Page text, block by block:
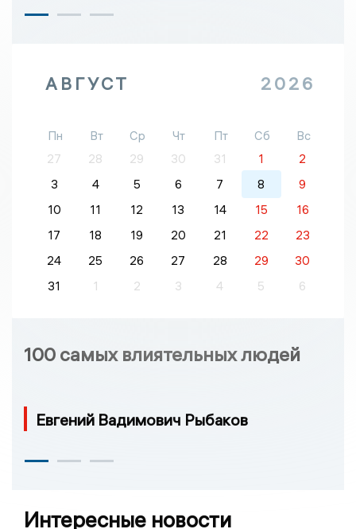
АВГУСТ 2026
Пн Вт Ср Чт Пт Сб
Вс
27
28 29 30 31 1
2
3
4 5 6 7 8
9
10
11 12 13 14 15
16
17
18 19 20 21 22
23
24
25 26 27 28 29
30
31
1 2 3 4 5 6
100 самых влиятельных людей
Евгений Вадимович Рыбаков
Интересные новости